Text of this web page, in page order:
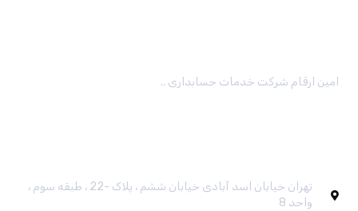
امین ارقام شرکت خدمات حسابداری ..
تهران خیابان اسد آبادی خیابان ششم ، پلاک -22 ، طبقه سوم ،
واحد 8